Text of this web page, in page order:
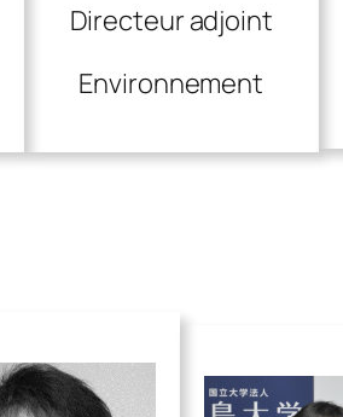
Directeur adjoint
Environnement